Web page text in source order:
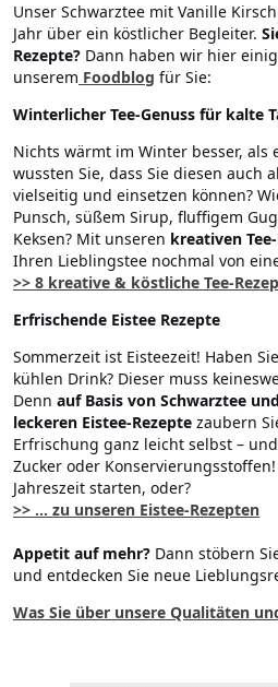
Unser Schwarztee mit Vanille
Jahr über ein köstlicher Begleiter.
Rezepte? Dann haben wir hier
unserem Foodblog für Sie:
Winterlicher Tee-Genuss für kalte
Nichts wärmt im Winter besser, als
wussten Sie, dass Sie diesen auch
vielseitig und einsetzen können?
Punsch, süßem Sirup, fluffigem
Keksen? Mit unseren kreativen
Ihren Lieblingstee nochmal von
>> 8 kreative & köstliche Tee-
Erfrischende Eistee Rezepte
Sommerzeit ist Eisteezeit! Haben
kühlen Drink? Dieser muss
Denn auf Basis von Schwarztee
leckeren Eistee-Rezepte zaubern
Erfrischung ganz leicht selbst –
Zucker oder
Jahreszeit starten, oder?
>> ... zu unseren Eistee-Rezepten
Appetit auf mehr? Dann stöbern
und entdecken Sie neue
Was Sie über unsere Qualitäten